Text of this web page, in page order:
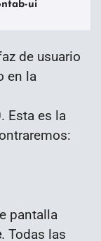
ui
de usuario
en la
Esta es la
pantalla
. Todas las